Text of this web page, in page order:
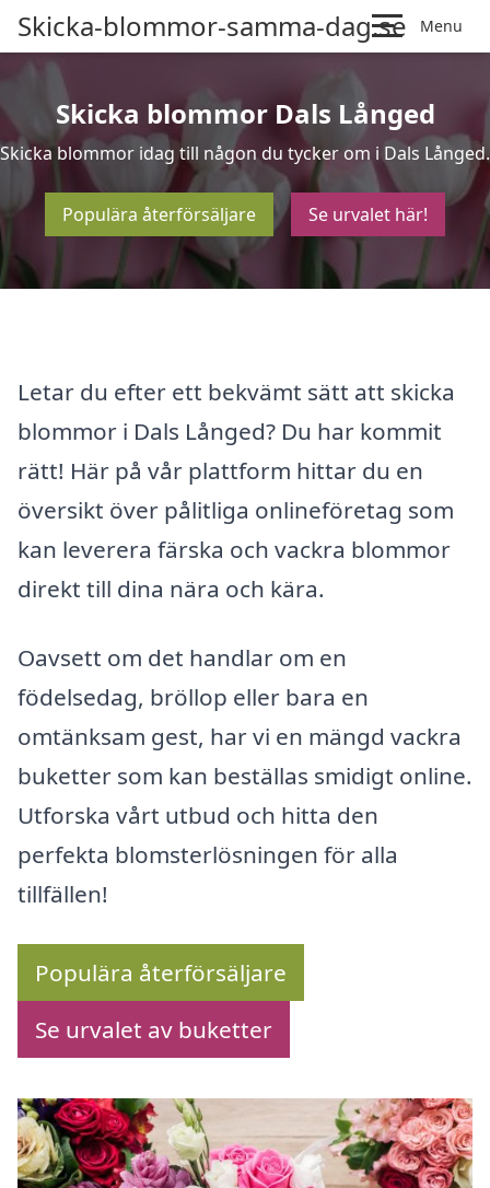
Skicka-blommor-samma-dag.se Menu
Skicka blommor Dals Långed
Skicka blommor idag till någon du tycker om i Dals Långed.
Populära återförsäljare Se urvalet här!
Letar du efter ett bekvämt sätt att skicka
blommor i Dals Långed? Du har kommit
rätt! Här på vår plattform hittar du en
översikt över pålitliga onlineföretag som
kan leverera färska och vackra blommor
direkt till dina nära och kära.
Oavsett om det handlar om en
födelsedag, bröllop eller bara en
omtänksam gest, har vi en mängd vackra
buketter som kan beställas smidigt online.
Utforska vårt utbud och hitta den
perfekta blomsterlösningen för alla
tillfällen!
Populära återförsäljare
Se urvalet av buketter